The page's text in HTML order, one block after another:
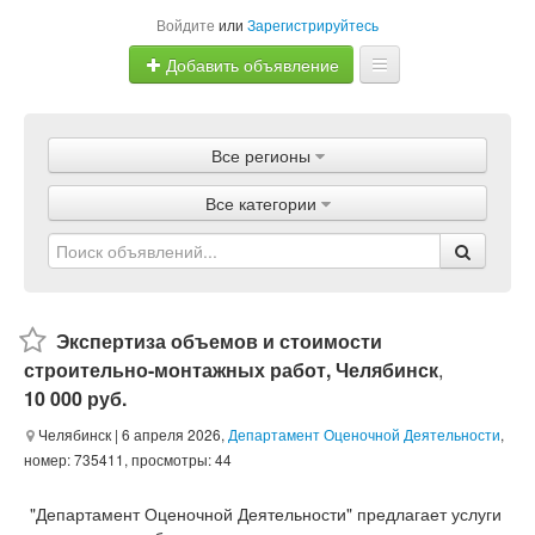
Войдите или Зарегистрируйтесь
Добавить объявление
Объявления
Магазины
Услуги
Все регионы
Все категории
Экспертиза объемов и стоимости
строительно-монтажных работ, Челябинск,
10 000 руб.
Челябинск | 6 апреля 2026, Департамент Оценочной Деятельности,
номер: 735411, просмотры: 44
"Департамент Оценочной Деятельности" предлагает услуги